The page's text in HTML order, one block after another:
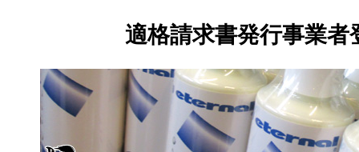
適格請求書発行事業